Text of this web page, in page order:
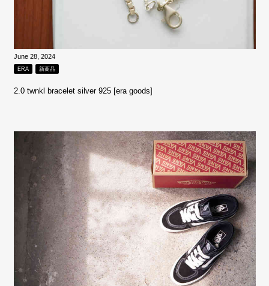
June 28, 2024
ERA 新商品
2.0 twnkl bracelet silver 925 [era goods]